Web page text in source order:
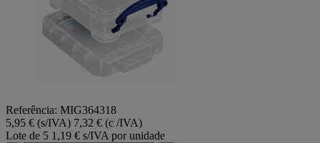
Referência: MIG364318
5,95 € (s/IVA) 7,32 € (c /IVA)
Lote de 5 1,19 € s/IVA por unidade